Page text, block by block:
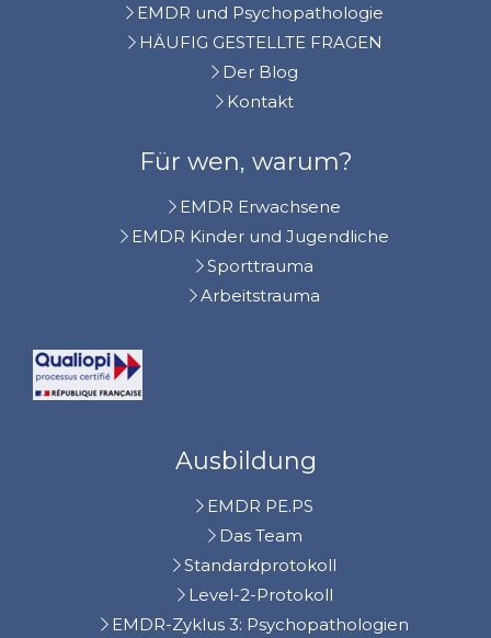
EMDR und Psychopathologie
HÄUFIG GESTELLTE FRAGEN
Der Blog
Kontakt
Für wen, warum?
EMDR Erwachsene
EMDR Kinder und Jugendliche
Sporttrauma
Arbeitstrauma
Ausbildung
EMDR PE.PS
Das Team
Standardprotokoll
Level-2-Protokoll
EMDR-Zyklus 3: Psychopathologien